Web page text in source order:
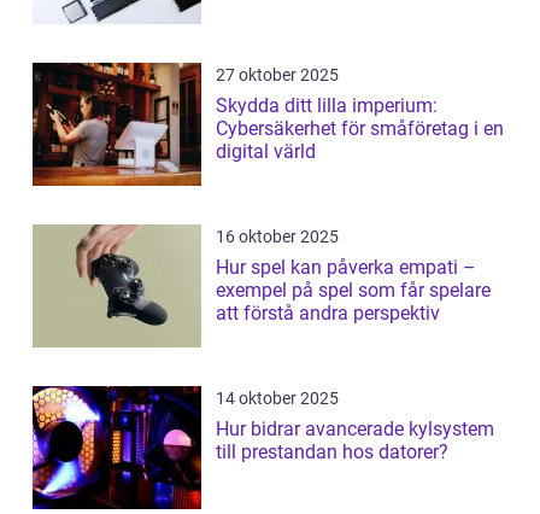
27 oktober 2025
Skydda ditt lilla imperium:
Cybersäkerhet för småföretag i en
digital värld
16 oktober 2025
Hur spel kan påverka empati –
exempel på spel som får spelare
att förstå andra perspektiv
14 oktober 2025
Hur bidrar avancerade kylsystem
till prestandan hos datorer?